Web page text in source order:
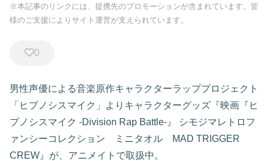
※本記事のリンクには、提携先のプロモーションが含まれています。皆
様のご支援によりサイト運営が支えられています。
0
男性声優による音楽原作キャラクターラッププロジェクト
「ヒプノシスマイク」よりキャラクターグッズ『映画『ヒ
プノシスマイク -Division Rap Battle-』 シモジマレトロフ
ァンシーコレクション ミニタオル MAD TRIGGER
CREW』が、アニメイトで取扱中。